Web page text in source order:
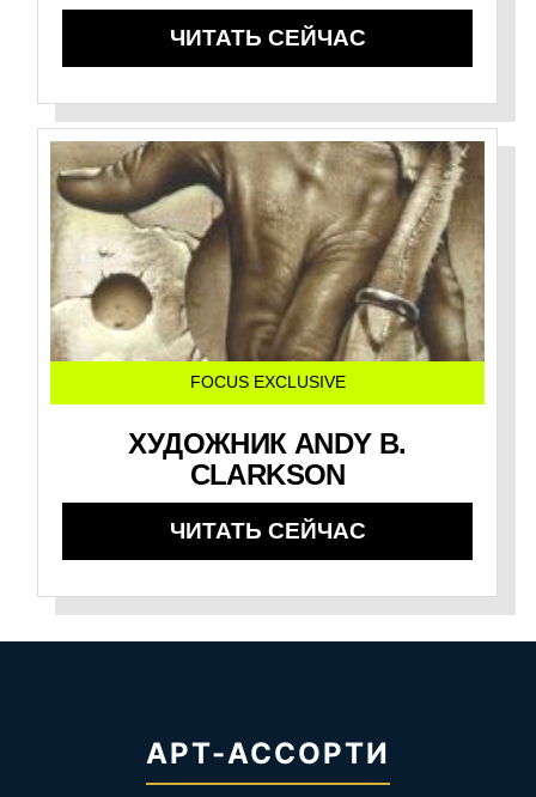
ЧИТАТЬ СЕЙЧАС
FOCUS EXCLUSIVE
ХУДОЖНИК ANDY B.
CLARKSON
ЧИТАТЬ СЕЙЧАС
АРТ-АССОРТИ